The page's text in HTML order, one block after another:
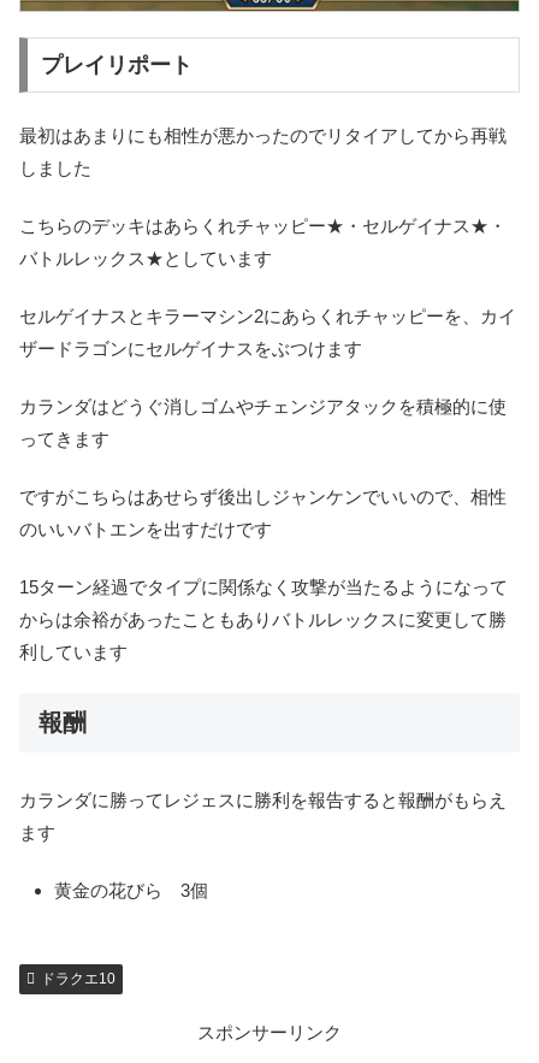
プレイリポート
最初はあまりにも相性が悪かったのでリタイアしてから再戦
しました
こちらのデッキはあらくれチャッピー★・セルゲイナス★・
バトルレックス★としています
セルゲイナスとキラーマシン2にあらくれチャッピーを、カイ
ザードラゴンにセルゲイナスをぶつけます
カランダはどうぐ消しゴムやチェンジアタックを積極的に使
ってきます
ですがこちらはあせらず後出しジャンケンでいいので、相性
のいいバトエンを出すだけです
15ターン経過でタイプに関係なく攻撃が当たるようになって
からは余裕があったこともありバトルレックスに変更して勝
利しています
報酬
カランダに勝ってレジェスに勝利を報告すると報酬がもらえ
ます
黄金の花びら 3個
ドラクエ10
スポンサーリンク